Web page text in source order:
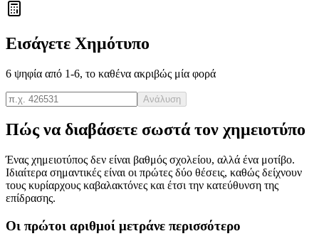
Εισάγετε Χημότυπο
6 ψηφία από 1-6, το καθένα ακριβώς μία φορά
Ανάλυση
Πώς να διαβάσετε σωστά τον χημειοτύπο
Ένας χημειοτύπος δεν είναι βαθμός σχολείου, αλλά ένα μοτίβο.
Ιδιαίτερα σημαντικές είναι οι πρώτες δύο θέσεις, καθώς δείχνουν
τους κυρίαρχους καβαλακτόνες και έτσι την κατεύθυνση της
επίδρασης.
Οι πρώτοι αριθμοί μετράνε περισσότερο